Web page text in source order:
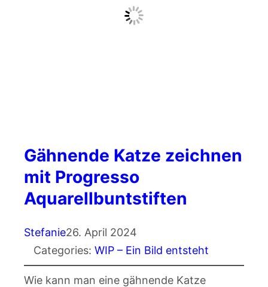
Gähnende Katze zeichnen
mit Progresso
Aquarellbuntstiften
Stefanie26. April 2024
Categories: WIP – Ein Bild entsteht
Wie kann man eine gähnende Katze